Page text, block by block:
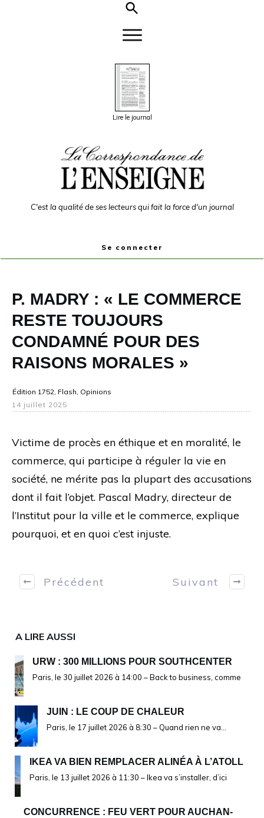
Lire le journal
C'est la qualité de ses lecteurs qui fait la force d'un journal
Se connecter
P. MADRY : « LE COMMERCE
RESTE TOUJOURS
CONDAMNÉ POUR DES
RAISONS MORALES »
Édition 1752, Flash, Opinions
14 juillet 2025
Victime de procès en éthique et en moralité, le
commerce, qui participe à réguler la vie en
société, ne mérite pas la plupart des accusations
dont il fait l’objet. Pascal Madry, directeur de
l’Institut pour la ville et le commerce, explique
pourquoi, et en quoi c’est injuste.
Précédent Suivant
A LIRE AUSSI
URW : 300 MILLIONS POUR SOUTHCENTER
Paris, le 30 juillet 2026 à 14:00 – Back to business, comme
JUIN : LE COUP DE CHALEUR
Paris, le 17 juillet 2026 à 8:30 – Quand rien ne va…
IKEA VA BIEN REMPLACER ALINÉA À L’ATOLL
Paris, le 13 juillet 2026 à 11:30 – Ikea va s’installer, d’ici
CONCURRENCE : FEU VERT POUR AUCHAN-